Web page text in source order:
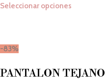
Seleccionar opciones
-83%
PANTALON TEJANO